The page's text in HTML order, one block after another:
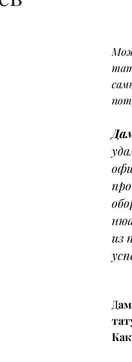
из
Д